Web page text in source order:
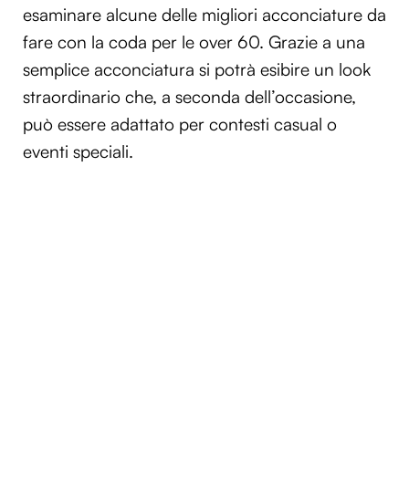
esaminare alcune delle migliori acconciature da
fare con la coda per le over 60. Grazie a una
semplice acconciatura si potrà esibire un look
straordinario che, a seconda dell’occasione,
può essere adattato per contesti casual o
eventi speciali.